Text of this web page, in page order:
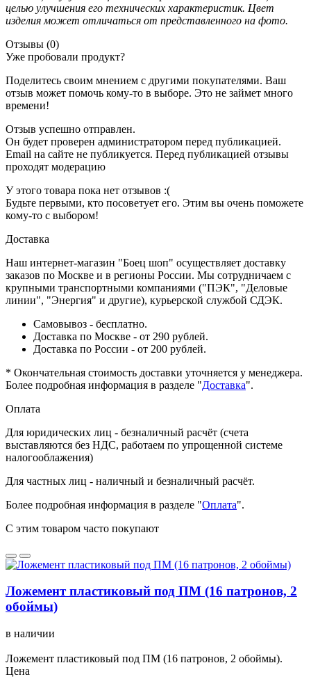
целью улучшения его технических характеристик. Цвет
изделия может отличаться от представленного на фото.
Отзывы (0)
Уже пробовали продукт?
Поделитесь своим мнением с другими покупателями. Ваш
отзыв может помочь кому-то в выборе. Это не займет много
времени!
Отзыв успешно отправлен.
Он будет проверен администратором перед публикацией.
Email на сайте не публикуется. Перед публикацией отзывы
проходят модерацию
У этого товара пока нет отзывов :(
Будьте первыми, кто посоветует его. Этим вы очень поможете
кому-то с выбором!
Доставка
Наш интернет-магазин "Боец шоп" осуществляет доставку
заказов по Москве и в регионы России. Мы сотрудничаем с
крупными транспортными компаниями ("ПЭК", "Деловые
линии", "Энергия" и другие), курьерской службой СДЭК.
Самовывоз - бесплатно.
Доставка по Москве - от 290 рублей.
Доставка по России - от 200 рублей.
* Окончательная стоимость доставки уточняется у менеджера.
Более подробная информация в разделе "Доставка".
Оплата
Для юридических лиц - безналичный расчёт (счета
выставляются без НДС, работаем по упрощенной системе
налогооблажения)
Для частных лиц - наличный и безналичный расчёт.
Более подробная информация в разделе "Оплата".
С этим товаром часто покупают
Ложемент пластиковый под ПМ (16 патронов, 2
обоймы)
в наличии
Ложемент пластиковый под ПМ (16 патронов, 2 обоймы).
Цена